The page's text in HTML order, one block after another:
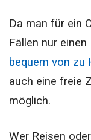
Da man für ein
Fällen nur
bequem von zu
auch eine freie
möglich.
Wer Reisen